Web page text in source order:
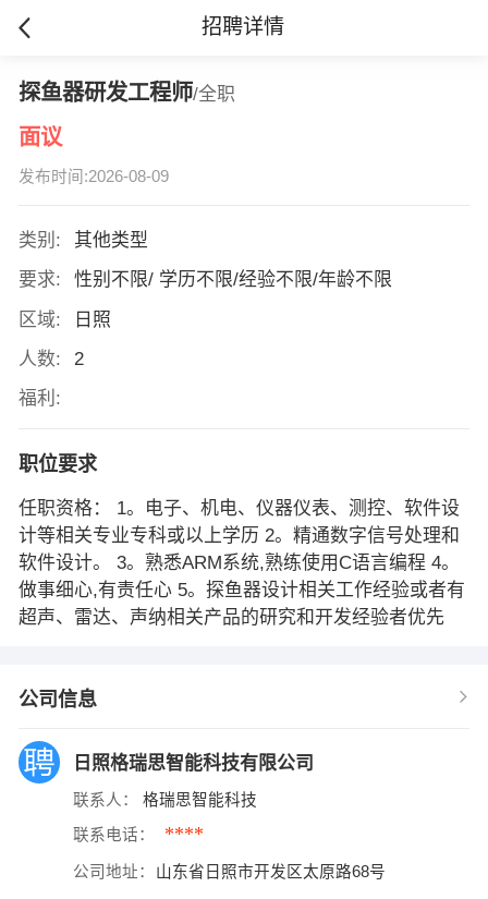
招聘详情
探鱼器研发工程师/全职
面议
发布时间:2026-08-09
类别:
其他类型
要求:
性别不限/ 学历不限/经验不限/年龄不限
区域:
日照
人数:
2
福利:
职位要求
任职资格： 1。电子、机电、仪器仪表、测控、软件设
计等相关专业专科或以上学历 2。精通数字信号处理和
软件设计。 3。熟悉ARM系统,熟练使用C语言编程 4。
做事细心,有责任心 5。探鱼器设计相关工作经验或者有
超声、雷达、声纳相关产品的研究和开发经验者优先
公司信息
日照格瑞思智能科技有限公司
联系人： 格瑞思智能科技
联系电话： ****
公司地址： 山东省日照市开发区太原路68号